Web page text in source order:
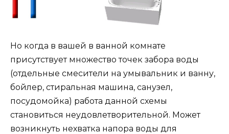
Но когда в вашей в ванной комнате
присутствует множество точек забора воды
(отдельные смесители на умывальник и ванну,
бойлер, стиральная машина, санузел,
посудомойка) работа данной схемы
становиться неудовлетворительной. Может
возникнуть нехватка напора воды для